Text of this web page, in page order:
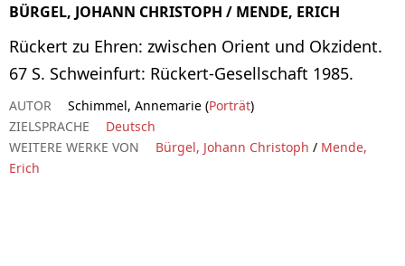
BÜRGEL, JOHANN CHRISTOPH / MENDE, ERICH
Rückert zu Ehren: zwischen Orient und Okzident.
67 S. Schweinfurt: Rückert-Gesellschaft 1985.
AUTOR Schimmel, Annemarie (Porträt)
ZIELSPRACHE
Deutsch
WEITERE WERKE VON
Bürgel, Johann Christoph / Mende,
Erich